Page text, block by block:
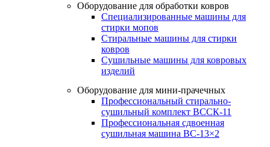
Оборудование для обработки ковров
Специализированные машины для
стирки мопов
Стиральные машины для стирки
ковров
Сушильные машины для ковровых
изделий
Оборудование для мини-прачечных
Профессиональный стирально-
сушильный комплект ВССК-11
Профессиональная сдвоенная
сушильная машина ВС-13×2